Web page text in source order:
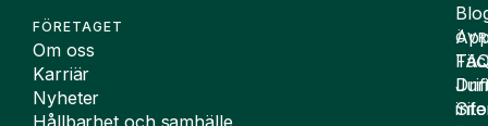
FÖRETAGET
Om oss
Karriär
Nyheter
Hållbarhet och samhälle